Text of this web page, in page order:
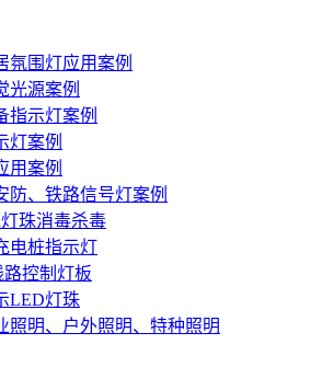
氛围灯应用案例
光源案例
指示灯案例
灯案例
用案例
防、铁路信号灯案例
珠消毒杀毒
电桩指示灯
路控制灯板
LED灯珠
照明、户外照明、特种照明